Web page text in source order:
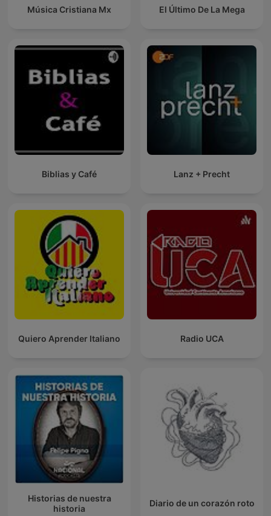
Música Cristiana Mx El Último De La Mega
Biblias y Café Lanz + Precht
Quiero Aprender Italiano Radio UCA
Historias de nuestra
historia
Diario de un corazón roto